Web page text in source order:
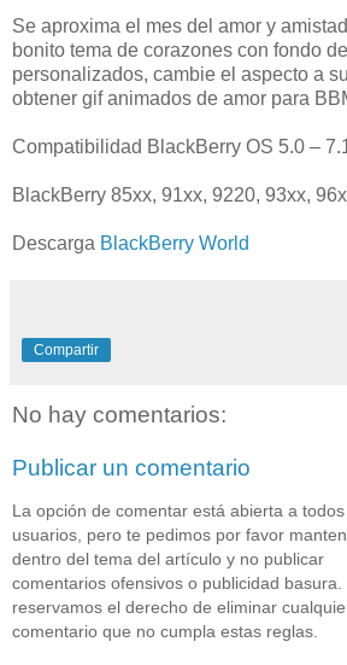
Se aproxima el mes del amor y
bonito tema de corazones con fondo
personalizados, cambie el aspecto a
obtener gif animados de amor para
Compatibilidad BlackBerry OS 5.0 –
BlackBerry 85xx, 91xx, 9220, 93xx,
Descarga BlackBerry World
Compartir
No hay comentarios:
Publicar un comentario
La opción de comentar está abierta a
usuarios, pero te pedimos por favor
dentro del tema del artículo y no publicar
comentarios ofensivos o publicidad basura.
reservamos el derecho de eliminar
comentario que no cumpla estas reglas.